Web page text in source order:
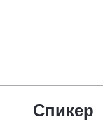
Спикер